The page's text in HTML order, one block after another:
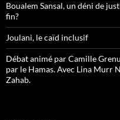
Boualem Sansal, un déni de
fin?
Joulani, le caïd inclusif
Débat animé par Camille
par le Hamas. Avec Lina Murr
Zahab.